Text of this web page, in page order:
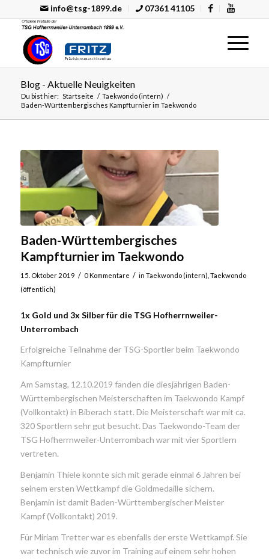
info@tsg-1899.de 07361 41105
Blog - Aktuelle Neuigkeiten
Du bist hier: Startseite / Taekwondo (intern) /
Baden-Württembergisches Kampfturnier im Taekwondo
Baden-Württembergisches
Kampfturnier im Taekwondo
15. Oktober 2019 / 0 Kommentare / in Taekwondo (intern) Taekwondo
(öffentlich)
1x Gold und 3x Silber für die TSG Hofherrnweiler-
Unterrombach
Erfolgreiche Teilnahme der TSG-Sportler beim Taekwondo
Kampfturnier
Am Samstag, 12.10.2019 fanden die diesjährigen Baden-
Württembergischen Meisterschaften im Taekwondo Kampf
(Vollkontakt) in Biberach statt. Die Meisterschaft war mit ca.
320 Sportlern sehr gut besucht. Das Taekwondo-Team der
TSG Hofherrnweiler-Unterrombach war mit vier Sportlern
vertreten.
Benjamin Thiele konnte sich mit gerade einmal 6 Jahren bei
seinem ersten Wettkampf die Goldmedaille sichern.
Benjamin ist damit Baden-Württembergischer Meister
Kampf (Vollkontakt) 2019.
Für Miriam Tretter war es ebenfalls der erste Wettkampf. Sie
war technisch wie zuvor im Training auf einem sehr hohen